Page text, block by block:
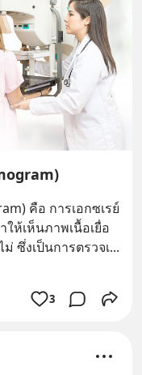
คือ การเอกซเรย์
ห้เห็นภาพเนื้อเยื่อ
ซึ่งเป็นการตรวจเ
3